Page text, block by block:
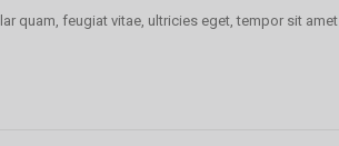
quam, feugiat vitae, ultricies eget, tempor sit amet